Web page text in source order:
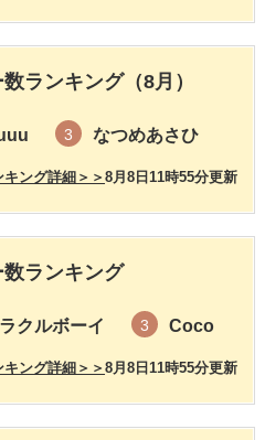
ランキング（8月）
3 なつめあさひ
8月8日11時55分更新
キング詳細＞＞
ランキング
クルボーイ 3 Coco
8月8日11時55分更新
キング詳細＞＞